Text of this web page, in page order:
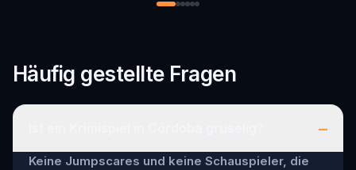
Häufig gestellte Fragen
–
Keine Jumpscares und keine Schauspieler, die